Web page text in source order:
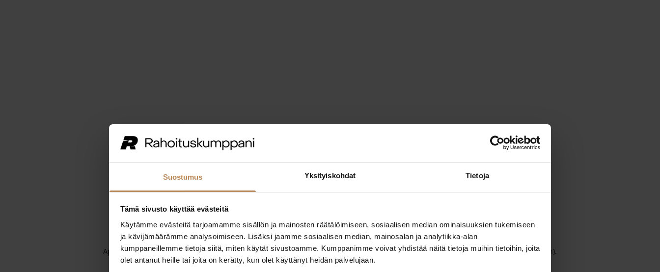
Suostumus Yksityiskohdat Tietoja
Tämä sivusto käyttää evästeitä
Käytämme evästeitä tarjoamamme sisällön ja mainosten räätälöimiseen, sosiaalisen median ominaisuuksien tukemiseen
ja kävijämäärämme analysoimiseen. Lisäksi jaamme sosiaalisen median, mainosalan ja analytiikka-alan
kumppaneillemme tietoja siitä, miten käytät sivustoamme. Kumppanimme voivat yhdistää näitä tietoja muihin tietoihin, joita
olet antanut heille tai joita on kerätty, kun olet käyttänyt heidän palvelujaan.
Application error: aclient-side exception has occurred while loadingrahoituskumppani.fi (see the browser consolefor more information).